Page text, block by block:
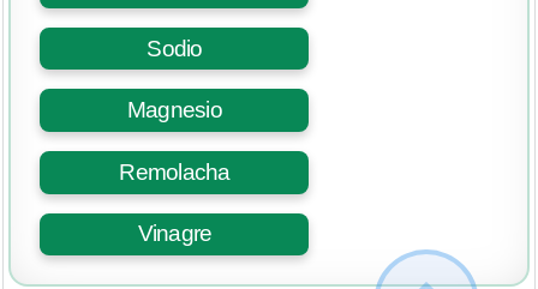
Sodio
Magnesio
Remolacha
Vinagre